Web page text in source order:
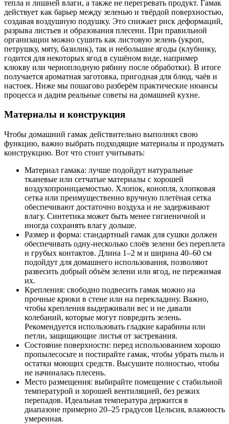
тепла и лишней влаги, а также не перегревать продукт. Гамак
действует как барьер между зеленью и твёрдой поверхностью,
создавая воздушную подушку. Это снижает риск деформаций,
разрыва листьев и образования плесени. При правильной
организации можно сушить как листовую зелень (укроп,
петрушку, мяту, базилик), так и небольшие ягоды (клубнику,
годится для некоторых ягод в сушёном виде, например
клюкву или черноплодную рябину после обработки). В итоге
получается ароматная заготовка, пригодная для блюд, чаёв и
настоек. Ниже мы пошагово разберём практические нюансы
процесса и дадим реальные советы на домашней кухне.
Материалы и конструкция
Чтобы домашний гамак действительно выполнял свою
функцию, важно выбрать подходящие материалы и продумать
конструкцию. Вот что стоит учитывать:
Материал гамака: лучше подойдут натуральные
тканевые или сетчатые материалы с хорошей
воздухопроницаемостью. Хлопок, конопля, хлопковая
сетка или преимущественно вручную плетёная сетка
обеспечивают достаточно воздуха и не задерживают
влагу. Синтетика может быть менее гигиеничной и
иногда сохранять влагу дольше.
Размер и форма: стандартный гамак для сушки должен
обеспечивать одну-несколько слоёв зелени без переплета
и грубых контактов. Длина 1–2 м и ширина 40–60 см
подойдут для домашнего использования, позволяют
развесить добрый объём зелени или ягод, не пережимая
их.
Крепления: свободно подвесить гамак можно на
прочные крюки в стене или на перекладину. Важно,
чтобы крепления выдерживали вес и не давали
колебаний, которые могут повредить зелень.
Рекомендуется использовать гладкие карабины или
петли, защищающие листья от застревания.
Состояние поверхности: перед использованием хорошо
пропылесосьте и постирайте гамак, чтобы убрать пыль и
остатки моющих средств. Высушите полностью, чтобы
не начиналась плесень.
Место размещения: выбирайте помещение с стабильной
температурой и хорошей вентиляцией, без резких
перепадов. Идеальная температура держится в
диапазоне примерно 20–25 градусов Цельсия, влажность
умеренная.